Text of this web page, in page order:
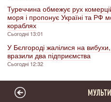
Туреччина обмежує рух
моря і пропонує Україні та РФ
кораблях
Сьогодні 13:01
У Бєлгороді жалілися на
вразили два підприємства
Сьогодні 12:32